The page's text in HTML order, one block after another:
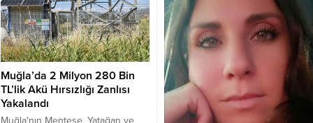
Muğla’da 2 Milyon 280 Bin
TL’lik Akü Hırsızlığı Zanlısı
Yakalandı
Muğla'nın Menteşe, Yatağan ve